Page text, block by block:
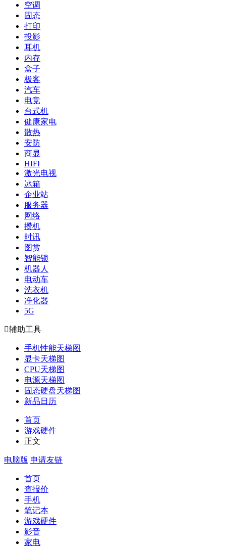
空调
固态
打印
投影
耳机
内存
盒子
极客
汽车
电竞
台式机
健康家电
散热
安防
商显
HIFI
激光电视
冰箱
企业站
服务器
网络
攒机
时讯
图赏
智能锁
机器人
电动车
洗衣机
净化器
5G
辅助工具
手机性能天梯图
显卡天梯图
CPU天梯图
电源天梯图
固态硬盘天梯图
新品日历
首页
游戏硬件
正文
电脑版 申请友链
首页
查报价
手机
笔记本
游戏硬件
影音
家电